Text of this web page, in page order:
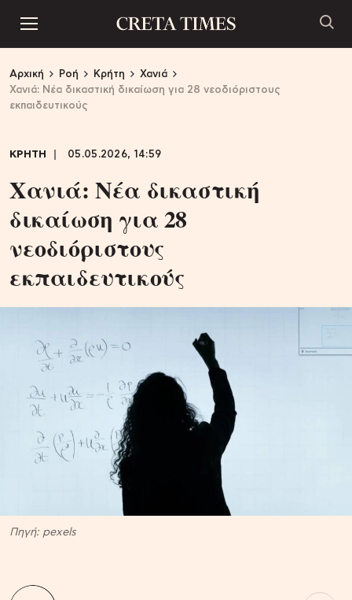
Αρχική Ροή Κρήτη
Χανιά
Χανιά: Νέα δικαστική δικαίωση για 28 νεοδιόριστους
εκπαιδευτικούς
ΚΡΗΤΗ 05.05.2026, 14:59
Χανιά: Νέα δικαστική
δικαίωση για 28
νεοδιόριστους
εκπαιδευτικούς
Πηγή: pexels